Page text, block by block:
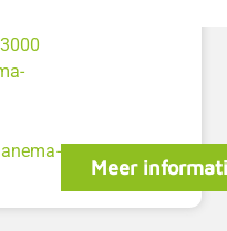
Meer